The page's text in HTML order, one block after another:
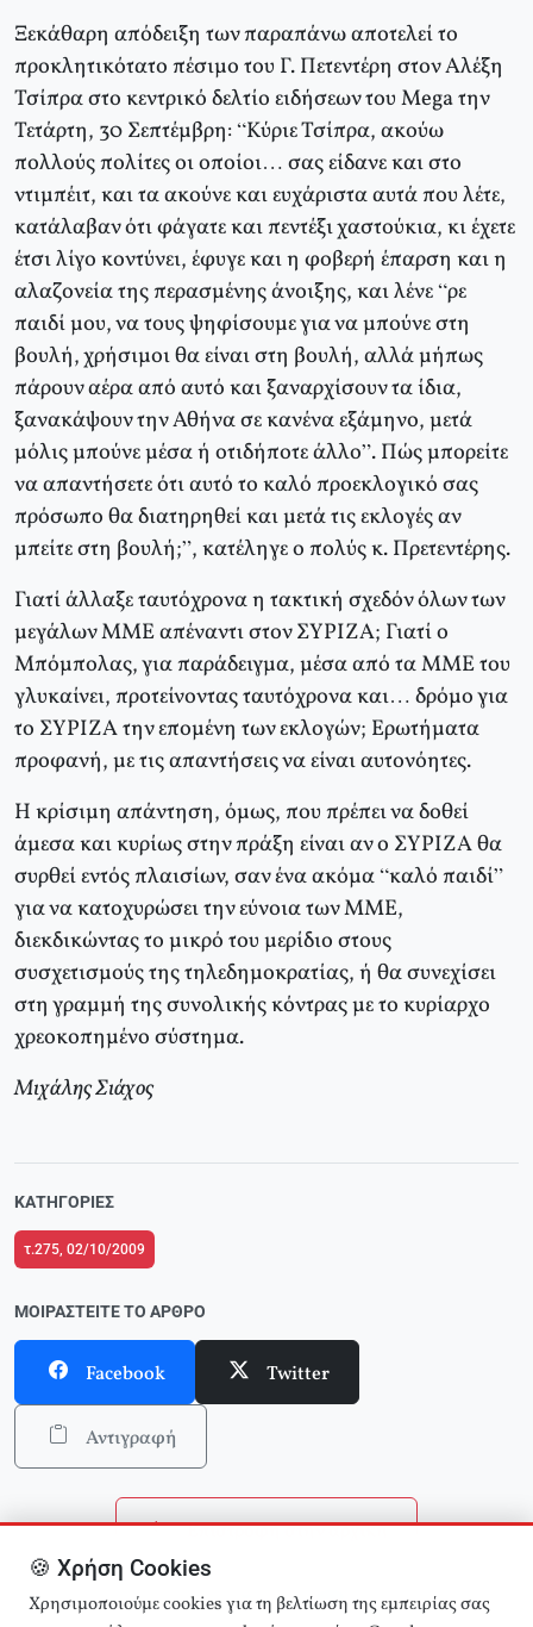
Ξεκάθαρη απόδειξη των παραπάνω αποτελεί το
προκλητικότατο πέσιμο του Γ. Πετεντέρη στον Αλέξη
Τσίπρα στο κεντρικό δελτίο ειδήσεων του Mega την
Τετάρτη, 30 Σεπτέμβρη: “Κύριε Τσίπρα, ακούω
πολλούς πολίτες οι οποίοι… σας είδανε και στο
ντιμπέιτ, και τα ακούνε και ευχάριστα αυτά που λέτε,
κατάλαβαν ότι φάγατε και πεντέξι χαστούκια, κι έχετε
έτσι λίγο κοντύνει, έφυγε και η φοβερή έπαρση και η
αλαζονεία της περασμένης άνοιξης, και λένε “ρε
παιδί μου, να τους ψηφίσουμε για να μπούνε στη
βουλή, χρήσιμοι θα είναι στη βουλή, αλλά μήπως
πάρουν αέρα από αυτό και ξαναρχίσουν τα ίδια,
ξανακάψουν την Αθήνα σε κανένα εξάμηνο, μετά
μόλις μπούνε μέσα ή οτιδήποτε άλλο”. Πώς μπορείτε
να απαντήσετε ότι αυτό το καλό προεκλογικό σας
πρόσωπο θα διατηρηθεί και μετά τις εκλογές αν
μπείτε στη βουλή;”, κατέληγε ο πολύς κ. Πρετεντέρης.
Γιατί άλλαξε ταυτόχρονα η τακτική σχεδόν όλων των
μεγάλων ΜΜΕ απέναντι στον ΣΥΡΙΖΑ; Γιατί ο
Μπόμπολας, για παράδειγμα, μέσα από τα ΜΜΕ του
γλυκαίνει, προτείνοντας ταυτόχρονα και… δρόμο για
το ΣΥΡΙΖΑ την επομένη των εκλογών; Ερωτήματα
προφανή, με τις απαντήσεις να είναι αυτονόητες.
Η κρίσιμη απάντηση, όμως, που πρέπει να δοθεί
άμεσα και κυρίως στην πράξη είναι αν ο ΣΥΡΙΖΑ θα
συρθεί εντός πλαισίων, σαν ένα ακόμα “καλό παιδί”
για να κατοχυρώσει την εύνοια των ΜΜΕ,
διεκδικώντας το μικρό του μερίδιο στους
συσχετισμούς της τηλεδημοκρατίας, ή θα συνεχίσει
στη γραμμή της συνολικής κόντρας με το κυρίαρχο
χρεοκοπημένο σύστημα.
Μιχάλης Σιάχος
ΚΑΤΗΓΟΡΊΕΣ
τ.275, 02/10/2009
ΜΟΙΡΑΣΤΕΊΤΕ ΤΟ ΆΡΘΡΟ
Facebook Twitter
Αντιγραφή
Επιστροφή στην αρχική
Αναζήτηση άρθρων
🍪 Χρήση Cookies
Χρησιμοποιούμε cookies για τη βελτίωση της εμπειρίας σας